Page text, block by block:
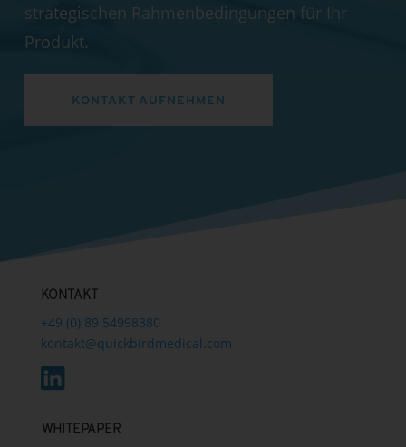
strategischen Rahmenbedingungen für Ihr
Produkt.
KONTAKT AUFNEHMEN
KONTAKT
+49 (0) 89 54998380
kontakt@quickbirdmedical.com
WHITEPAPER